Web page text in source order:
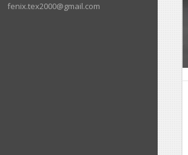
fenix.tex2000@gmail.com